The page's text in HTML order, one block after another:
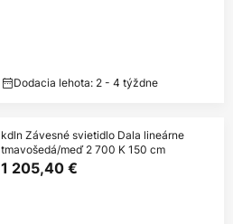
Dodacia lehota: 2 - 4 týždne
kdln Závesné svietidlo Dala lineárne
tmavošedá/meď 2 700 K 150 cm
1 205,40 €